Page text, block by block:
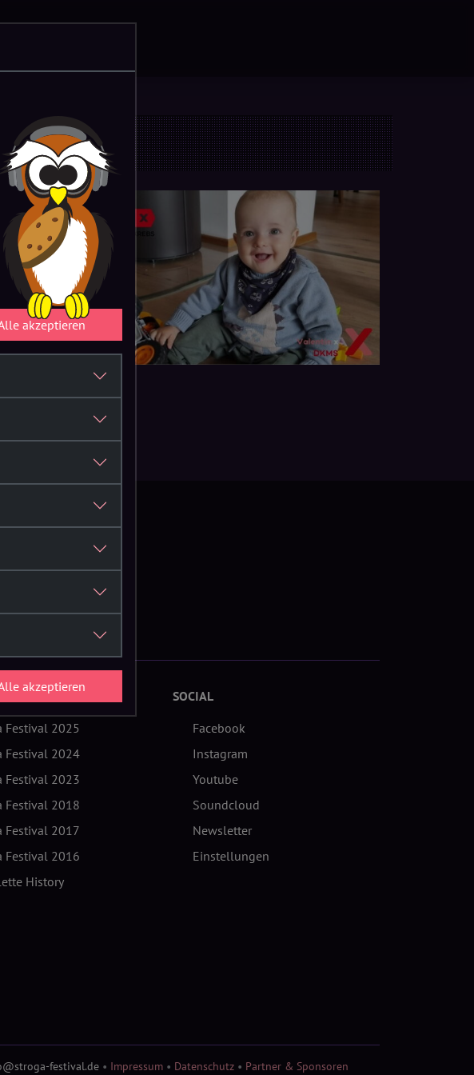
Festival 2025
Festival 2024
Festival 2023
Festival 2018
Festival 2017
Festival 2016
History
SOCIAL
Facebook
Instagram
Youtube
Soundcloud
Newsletter
Einstellungen
festival.de • Impressum • Datenschutz • Partner & Sponsoren
akzeptieren
akzeptieren